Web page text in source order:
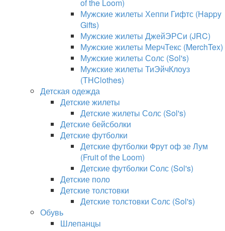
of the Loom)
Мужские жилеты Хеппи Гифтс (Happy
Gifts)
Мужские жилеты ДжейЭРСи (JRC)
Мужские жилеты МерчТекс (MerchTex)
Мужские жилеты Солс (Sol's)
Мужские жилеты ТиЭйчКлоуз
(THClothes)
Детская одежда
Детские жилеты
Детские жилеты Солс (Sol's)
Детские бейсболки
Детские футболки
Детские футболки Фрут оф зе Лум
(Fruit of the Loom)
Детские футболки Солс (Sol's)
Детские поло
Детские толстовки
Детские толстовки Солс (Sol's)
Обувь
Шлепанцы